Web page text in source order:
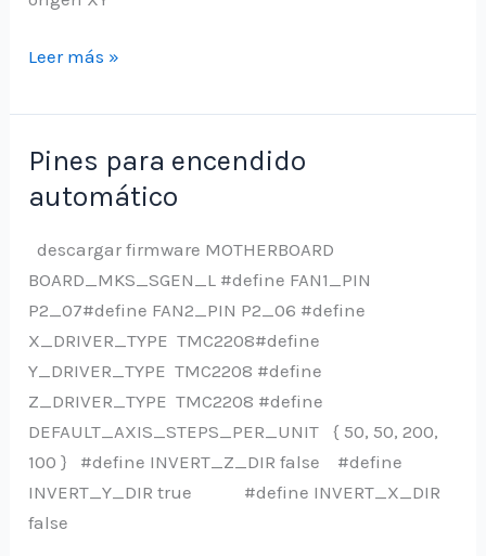
Posicionamiento
Leer más »
Pines para encendido
automático
descargar firmware MOTHERBOARD
BOARD_MKS_SGEN_L #define FAN1_PIN
P2_07#define FAN2_PIN P2_06 #define
X_DRIVER_TYPE TMC2208#define
Y_DRIVER_TYPE TMC2208 #define
Z_DRIVER_TYPE TMC2208 #define
DEFAULT_AXIS_STEPS_PER_UNIT { 50, 50, 200,
100 } #define INVERT_Z_DIR false #define
INVERT_Y_DIR true #define INVERT_X_DIR
false